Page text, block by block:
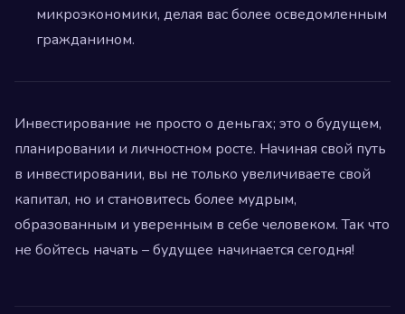
микроэкономики, делая вас более осведомленным
гражданином.
Инвестирование не просто о деньгах; это о будущем,
планировании и личностном росте. Начиная свой путь
в инвестировании, вы не только увеличиваете свой
капитал, но и становитесь более мудрым,
образованным и уверенным в себе человеком. Так что
не бойтесь начать – будущее начинается сегодня!